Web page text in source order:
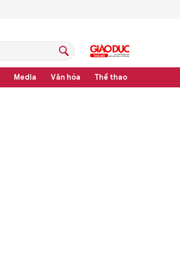
Media Văn hóa Thể thao